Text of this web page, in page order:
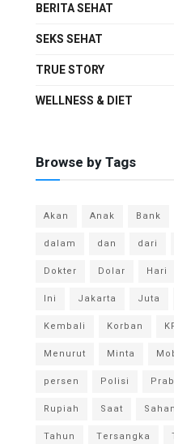
BERITA SEHAT
SEKS SEHAT
TRUE STORY
WELLNESS & DIET
Browse by Tags
Akan Anak Bank
dalam
dan dari
Dokter
Dolar Hari
Ini
Jakarta Juta
Kembali
Korban
Menurut
Minta
persen
Polisi
Rupiah
Saat
Tahun
Tersangka